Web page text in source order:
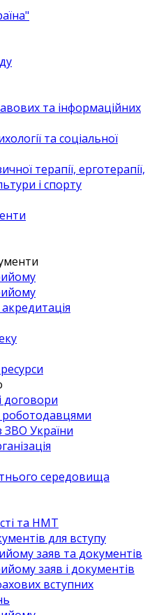
та інформаційних
та соціальної
терапії, ерготерапії,
і спорту
договори
ЗВО України
середовища
та НМТ
для вступу
заяв та документів
заяв і документів
вступних